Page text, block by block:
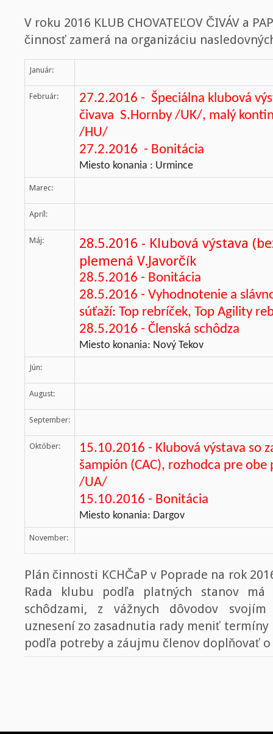
V roku 2016 KLUB CHOVATEĽOV ČIVÁV a
činnosť zamerá na organizáciu
Január:
Február:
27.2.2016 - Špeciálna klubová
čivava S.Hornby /UK/, malý
/HU/
27.2.2016 - Bonitácia
Miesto konania : Urmince
Marec:
Apríl:
Máj:
28.5.2016 - Klubová výstava
plemená V.Javorčík
28.5.2016 - Bonitácia
28.5.2016 - Vyhodnotenie a
súťaží: Top rebríček, Top Agility
28.5.2016 - Členská schôdza
Miesto konania: Nový Tekov
Jún:
August:
September:
Október:
15.10.2016 - Klubová výstava so
šampión (CAC), rozhodca pre obe
/UA/
15.10.2016 - Bonitácia
Miesto konania: Dargov
November:
Plán činnosti KCHČaP v Poprade na rok
Rada klubu podľa platných stanov má
schôdzami, z vážnych dôvodov
uznesení zo zasadnutia rady meniť
podľa potreby a záujmu členov doplňovať